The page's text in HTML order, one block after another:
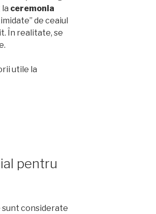
ceremonia
de ceaiul
În realitate, se
utile la
pentru
considerate